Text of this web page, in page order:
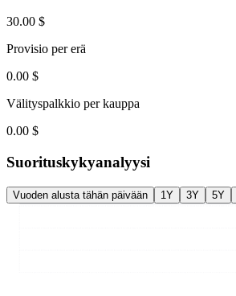
30.00 $
Provisio per erä
0.00 $
Välityspalkkio per kauppa
0.00 $
Suorituskykyanalyysi
Vuoden alusta tähän päivään 1Y 3Y 5Y